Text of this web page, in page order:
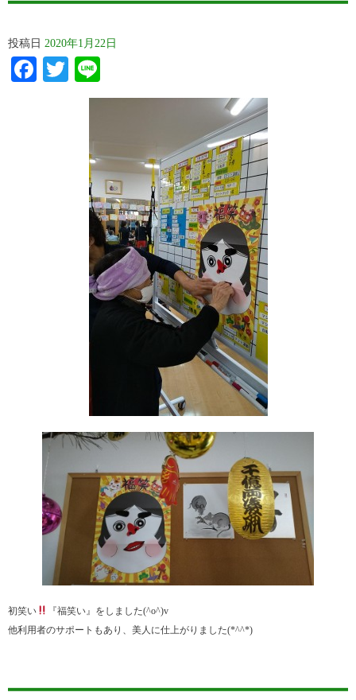
投稿日 2020年1月22日
Facebook
Twitter
初笑い
『福笑い』をしました(^o^)v
他利用者のサポートもあり、美人に仕上がりました(*^^*)